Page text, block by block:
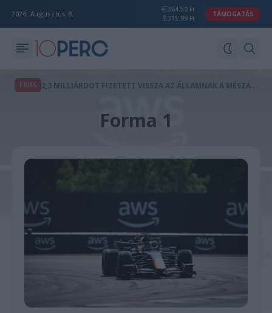
2026. Augusztus 8.
364.50 Ft
315.99 Ft
TÁMOGATÁS
FRISS 2
,3 MILLIÁRDOT FIZETETT VISSZA AZ ÁLLAMNAK A MÉSZÁROS LŐRINCHEZ KÖTHETŐ MAGÁNTŐKEALAP
Forma 1